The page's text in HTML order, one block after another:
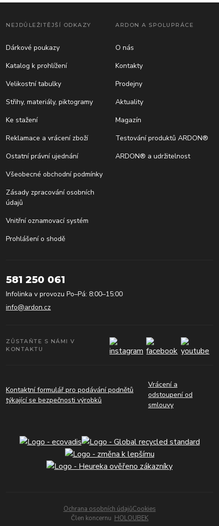
NEJDŮLEŽITĚJŠÍ ODKAZY
Dárkové poukazy
Katalog k prohlížení
Velikostní tabulky
Střihy, materiály, piktogramy
Ke stažení
Reklamace a vrácení zboží
Ostatní právní ujednání
Všeobecné obchodní podmínky
Zásady zpracování osobních
údajů
Vnitřní oznamovací systém
Prohlášení o shodě
ARDON A SPOLUPRÁCE
O nás
Kontakty
Prodejny
Aktuality
Magazín
Testování produktů ARDON®
ARDON® a udržitelnost
581 250 061
Infolinka v provozu Po–Pá: 8:00–15:00
info@ardon.cz
ZŮSTAŇTE S NÁMI V
KONTAKTU
Kontaktní formulář pro podávání podnětů
týkající se bezpečnosti výrobků
Vrácení a
odstoupení od
smlouvy
Ochrana osobních údajůCookies
Člen koncernu HOLOUBEK